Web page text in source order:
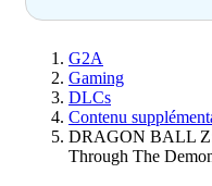
G2A
Gaming
DLCs
Contenu
DRAGON BALL
Through The